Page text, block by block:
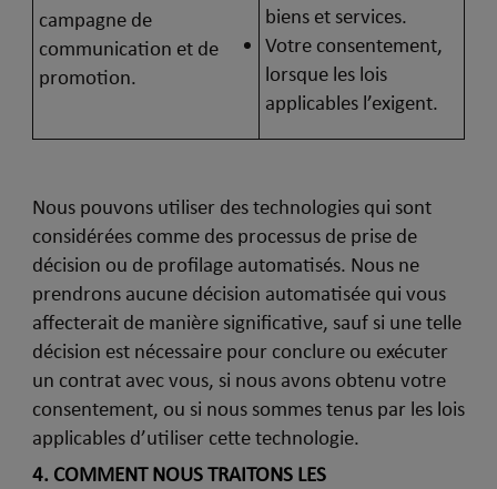
campagne de
communication et de
promotion.
biens et services.
Votre consentement,
lorsque les lois
applicables l’exigent.
Nous pouvons utiliser des technologies qui sont
considérées comme des processus de prise de
décision ou de profilage automatisés. Nous ne
prendrons aucune décision automatisée qui vous
affecterait de manière significative, sauf si une telle
décision est nécessaire pour conclure ou exécuter
un contrat avec vous, si nous avons obtenu votre
consentement, ou si nous sommes tenus par les lois
applicables d’utiliser cette technologie.
4. COMMENT NOUS TRAITONS LES